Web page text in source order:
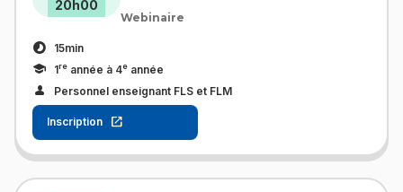
20h00
Webinaire
15min
1re année à 4e année
Personnel enseignant FLS et FLM
Inscription